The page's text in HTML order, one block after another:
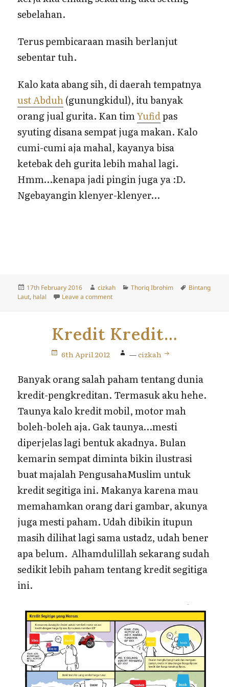
sebelahan.
Terus pembicaraan masih berlanjut
sebentar tuh.
Kalo kata abang sih, di daerah tempatnya
ust Abduh(gunungkidul), itu banyak
orang jual gurita. Kan timYufidpas
syuting disana sempat juga makan. Kalo
cumi-cumi aja mahal, kayanya bisa
ketebak deh gurita lebih mahal lagi.
Hmm…kenapa jadi pingin juga ya :D.
Ngebayangin klenyer-klenyer…
Posted
on
17th February 2016 Author
cizkah Categories
Thoriq Ibrohim Tags
Bintang
Laut, halal Leave a commenton Bintang Laut Halal Gak Mi?
Kredit Kredit…
6th April 2012 —cizkah
Banyak orang salah paham tentang dunia
kredit-pengkreditan. Termasuk aku hehe.
Taunya kalo kredit mobil, motor mah
boleh-boleh aja. Gak taunya…mesti
diperjelas lagi bentuk akadnya. Bulan
kemarin sempat diminta bikin ilustrasi
buat majalah PengusahaMuslim untuk
kredit segitiga ini. Makanya karena mau
memahamkan orang dari gambar, akunya
juga mesti paham. Udah dibikin itupun
masih dilihat lagi sama ustadz, udah bener
apa belum. Alhamdulillah sekarang sudah
sedikit lebih paham tentang kredit segitiga
ini.